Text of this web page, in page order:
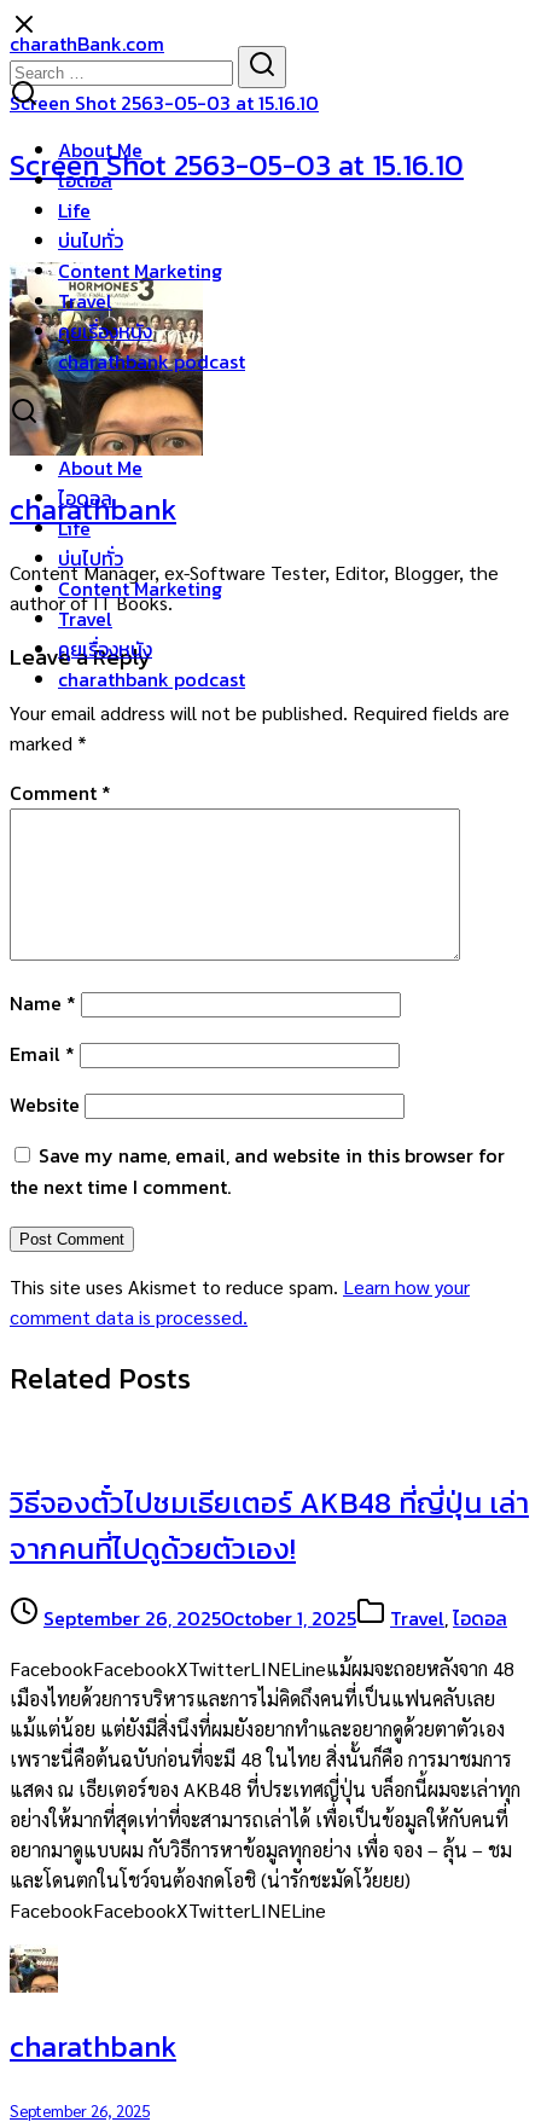
Skip
to
content
charathBank.com
About Me
ไอดอล
Life
บ่นไปทั่ว
Content Marketing
Travel
คุยเรื่องหนัง
charathbank podcast
About Me
ไอดอล
Life
บ่นไปทั่ว
Content Marketing
Travel
คุยเรื่องหนัง
charathbank podcast
Search
for:
Screen Shot 2563-05-03 at 15.16.10
Screen Shot 2563-05-03 at 15.16.10
charathbank
Content Manager, ex-Software Tester, Editor, Blogger, the
author of IT Books.
Leave a Reply
Your email address will not be published. Required fields are
marked *
Comment *
Name *
Email *
Website
Save my name, email, and website in this browser for
the next time I comment.
This site uses Akismet to reduce spam. Learn how your
comment data is processed.
Related Posts
วิธีจองตั๋วไปชมเธียเตอร์ AKB48 ที่ญี่ปุ่น เล่า
จากคนที่ไปดูด้วยตัวเอง!
September 26, 2025October 1, 2025 Travel,ไอดอล
FacebookFacebookXTwitterLINELineแม้ผมจะถอยหลังจาก 48
เมืองไทยด้วยการบริหารและการไม่คิดถึงคนที่เป็นแฟนคลับเลย
แม้แต่น้อย แต่ยังมีสิ่งนึงที่ผมยังอยากทำและอยากดูด้วยตาตัวเอง
เพราะนี่คือต้นฉบับก่อนที่จะมี 48 ในไทย สิ่งนั้นก็คือ การมาชมการ
แสดง ณ เธียเตอร์ของ AKB48 ที่ประเทศญี่ปุ่น บล็อกนี้ผมจะเล่าทุก
อย่างให้มากที่สุดเท่าที่จะสามารถเล่าได้ เพื่อเป็นข้อมูลให้กับคนที่
อยากมาดูแบบผม กับวิธีการหาข้อมูลทุกอย่าง เพื่อ จอง – ลุ้น – ชม
และโดนตกในโชว์จนต้องกดโอชิ (น่ารักชะมัดโว้ยยย)
FacebookFacebookXTwitterLINELine
charathbank
September 26, 2025